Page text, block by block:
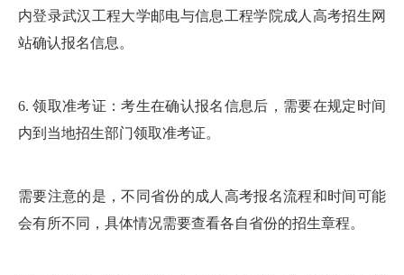
内登录武汉工程大学邮电与信息工程学院成人高考招生网
站确认报名信息。
6. 领取准考证：考生在确认报名信息后，需要在规定时间
内到当地招生部门领取准考证。
需要注意的是，不同省份的成人高考报名流程和时间可能
会有所不同，具体情况需要查看各自省份的招生章程。